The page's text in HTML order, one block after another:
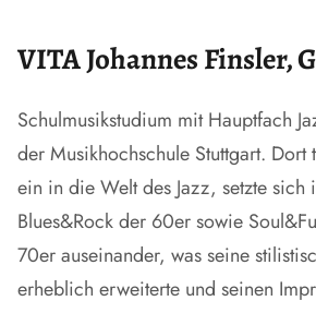
VITA Johannes Finsler,
Schulmusikstudium mit Hauptfach
der Musikhochschule Stuttgart. Dort
ein in die Welt des Jazz, setzte sich
Blues&Rock der 60er sowie
70er auseinander, was seine
erheblich erweiterte und seinen